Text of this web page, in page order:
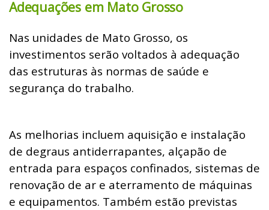
Adequações em Mato Grosso
Nas unidades de Mato Grosso, os
investimentos serão voltados à adequação
das estruturas às normas de saúde e
segurança do trabalho.
As melhorias incluem aquisição e instalação
de degraus antiderrapantes, alçapão de
entrada para espaços confinados, sistemas de
renovação de ar e aterramento de máquinas
e equipamentos. Também estão previstas